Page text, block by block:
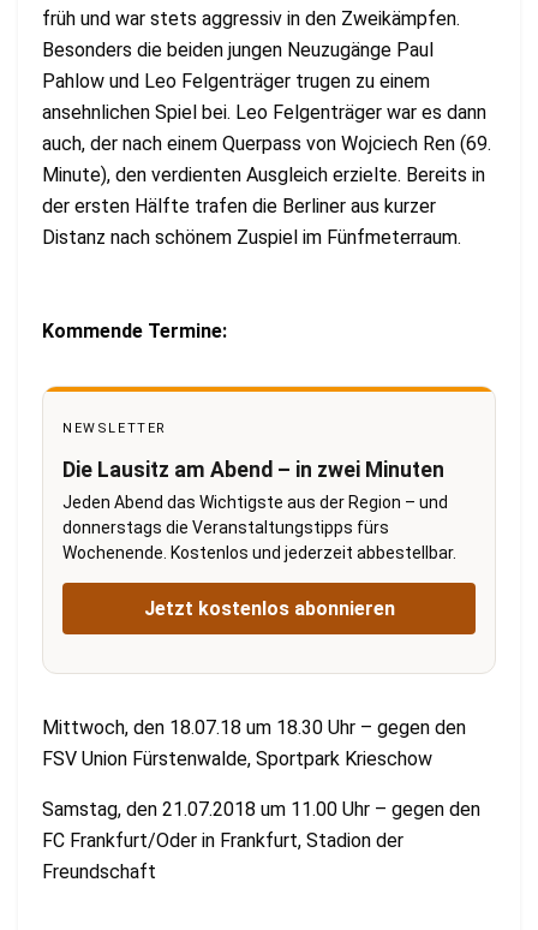
früh und war stets aggressiv in den Zweikämpfen.
Besonders die beiden jungen Neuzugänge Paul
Pahlow und Leo Felgenträger trugen zu einem
ansehnlichen Spiel bei. Leo Felgenträger war es dann
auch, der nach einem Querpass von Wojciech Ren (69.
Minute), den verdienten Ausgleich erzielte. Bereits in
der ersten Hälfte trafen die Berliner aus kurzer
Distanz nach schönem Zuspiel im Fünfmeterraum.
Kommende Termine:
NEWSLETTER
Die Lausitz am Abend – in zwei Minuten
Jeden Abend das Wichtigste aus der Region – und
donnerstags die Veranstaltungstipps fürs
Wochenende. Kostenlos und jederzeit abbestellbar.
Jetzt kostenlos abonnieren
Mittwoch, den 18.07.18 um 18.30 Uhr – gegen den
FSV Union Fürstenwalde, Sportpark Krieschow
Samstag, den 21.07.2018 um 11.00 Uhr – gegen den
FC Frankfurt/Oder in Frankfurt, Stadion der
Freundschaft